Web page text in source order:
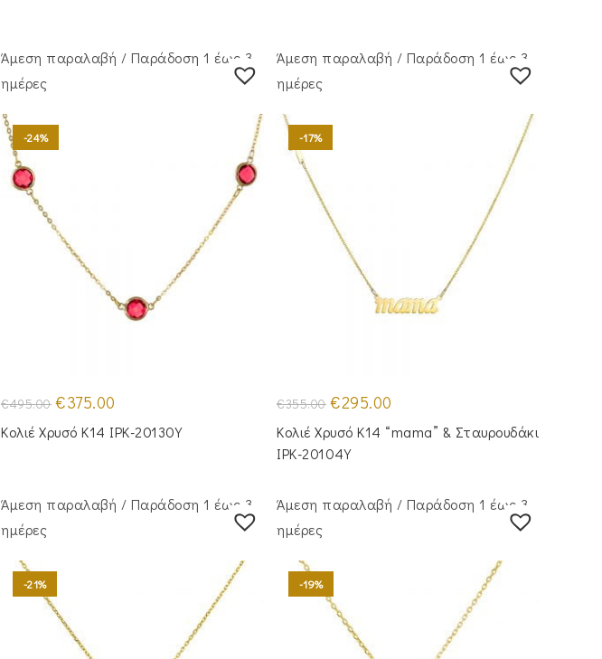
Άμεση παραλαβή / Παράδoση 1 έως 3
ημέρες
-24%
€495.00 Original
price
was:
€495.00.
€375.00
τιμή
είναι:
Κολιέ Χρυσό Κ14 IPK-20130Y
Άμεση παραλαβή / Παράδoση 1 έως 3
ημέρες
-17%
€355.00 Original
price
was:
€355.00.
€295.00
είναι:
Κολιέ Χρυσό Κ14 “mama” & Σταυρουδάκι
IPK-20104Y
Άμεση παραλαβή / Παράδoση 1 έως 3
ημέρες
-21%
Άμεση παραλαβή / Παράδoση 1 έως 3
ημέρες
-19%